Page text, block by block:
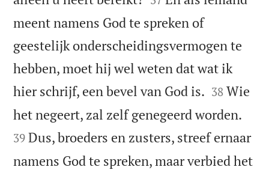
meent namens God te spreken of
geestelijk onderscheidingsvermogen te
hebben, moet hij wel weten dat wat ik
hier schrijf, een bevel van God is. 

38 Wie
het negeert, zal zelf genegeerd worden.
39 Dus, broeders en zusters, streef ernaar
namens God te spreken, maar verbied het